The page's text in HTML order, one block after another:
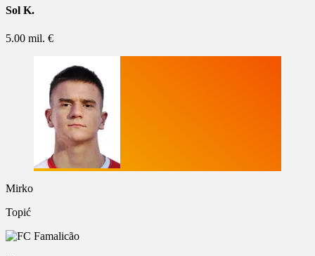
Sol K.
5.00 mil. €
Mirko
Topić